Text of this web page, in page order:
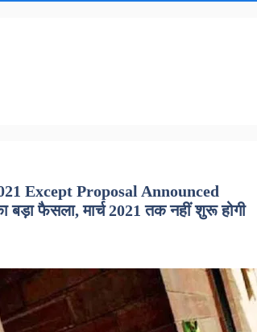
Except Proposal Announced
फैसला, मार्च 2021 तक नहीं शुरू होगी